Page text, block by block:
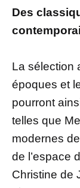
Des
La sélection
époques et
pourront
telles que
modernes
de l’espace
Christine de